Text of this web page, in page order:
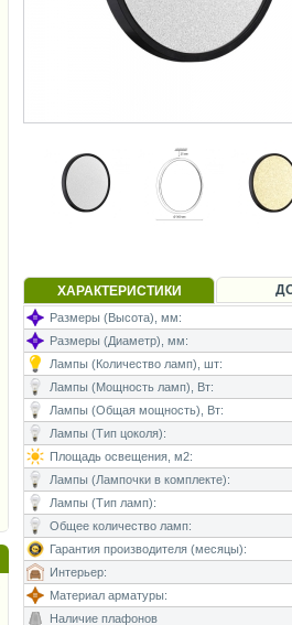
ХАРАКТЕРИСТИКИ
Размеры (Высота), мм:
Размеры (Диаметр), мм:
Лампы (Количество ламп), шт:
Лампы (Мощность ламп), Вт:
Лампы (Общая мощность), Вт:
Лампы (Тип цоколя):
Площадь освещения, м2:
Лампы (Лампочки в комплекте):
Лампы (Тип ламп):
Общее количество ламп:
Гарантия производителя (месяцы):
Интерьер:
Материал арматуры:
Наличие плафонов